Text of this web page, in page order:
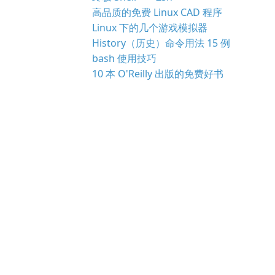
高品质的免费 Linux CAD 程序
Linux 下的几个游戏模拟器
History（历史）命令用法 15 例
bash 使用技巧
10 本 O'Reilly 出版的免费好书